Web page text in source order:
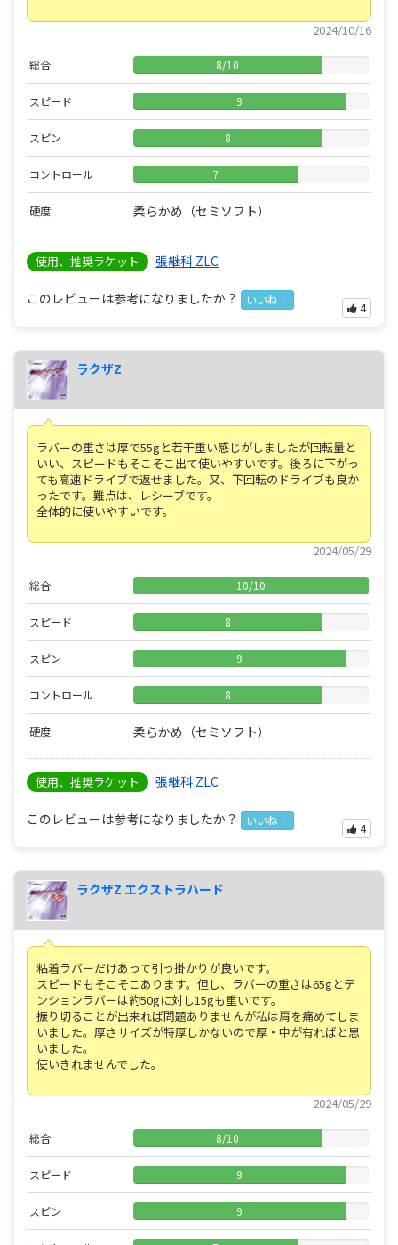
2024/10/16
総合 8/10
スピード 9
スピン 8
コントロール 7
硬度 柔らかめ（セミソフト）
使用、推奨ラケット 張継科 ZLC
このレビューは参考になりましたか？ いいね！
4
ラクザZ
ラバーの重さは厚で55gと若干重い感じがしましたが回転量と
いい、スピードもそこそこ出て使いやすいです。後ろに下がっ
ても高速ドライブで返せました。又、下回転のドライブも良か
ったです。難点は、レシーブです。
全体的に使いやすいです。
2024/05/29
総合 10/10
スピード 8
スピン 9
コントロール 8
硬度 柔らかめ（セミソフト）
使用、推奨ラケット 張継科 ZLC
このレビューは参考になりましたか？ いいね！
4
ラクザZ エクストラハード
粘着ラバーだけあって引っ掛かりが良いです。
スピードもそこそこあります。但し、ラバーの重さは65gとテ
ンションラバーは約50gに対し15gも重いです。
振り切ることが出来れば問題ありませんが私は肩を痛めてしま
いました。厚さサイズが特厚しかないので厚・中が有ればと思
いました。
使いきれませんでした。
2024/05/29
総合 8/10
スピード 9
スピン 9